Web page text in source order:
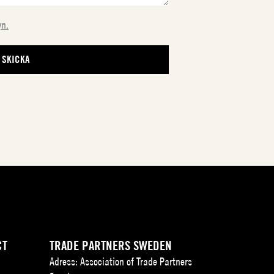
TRADE PARTNERS SWEDEN
Adress: Association of Trade Partners